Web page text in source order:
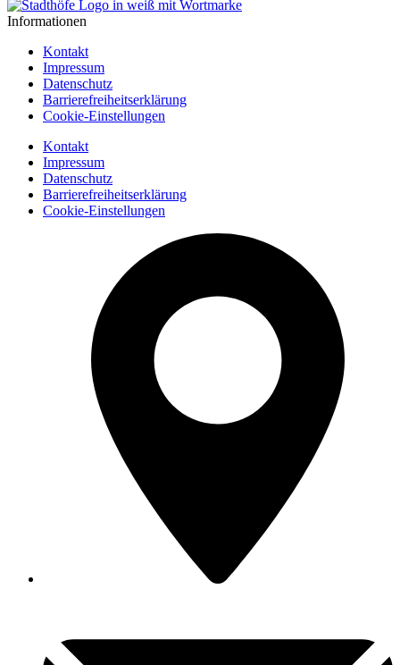
Informationen
Kontakt
Impressum
Datenschutz
Barrierefreiheitserklärung
Cookie-Einstellungen
Kontakt
Impressum
Datenschutz
Barrierefreiheitserklärung
Cookie-Einstellungen